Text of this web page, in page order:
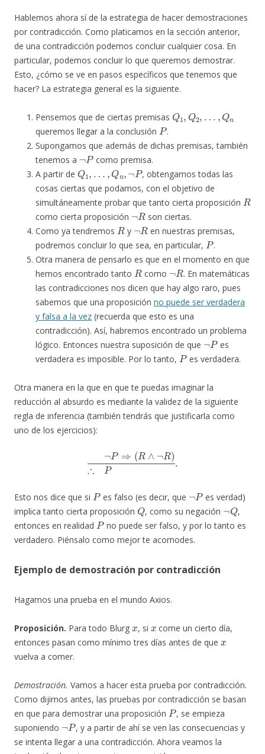
Hablemos ahora sí de la estrategia de hacer demostraciones
por contradicción. Como platicamos en la sección anterior,
de una contradicción podemos concluir cualquier cosa. En
particular, podemos concluir lo que queremos demostrar.
Esto, ¿cómo se ve en pasos específicos que tenemos que
hacer? La estrategia general es la siguiente.
Pensemos que de ciertas premisas
Q Q n
queremos llegar a la conclusión
P
.
Supongamos que además de dichas premisas, también
tenemos a
¬P
como premisa.
A partir de
Q1 …,Qn ¬P
, obtengamos todas las
cosas ciertas que podamos, con el objetivo de
simultáneamente probar que tanto cierta proposición
R
como cierta proposición
¬R
son ciertas.
Como ya tendremos
R
y
¬R
en nuestras premisas,
podremos concluir lo que sea, en particular,
P
.
Otra manera de pensarlo es que en el momento en que
hemos encontrado tanto
R
como
¬R
. En matemáticas
las contradicciones nos dicen que hay algo raro, pues
sabemos que una proposición no puede ser verdadera
y falsa a la vez (recuerda que esto es una
contradicción). Así, habremos encontrado un problema
lógico. Entonces nuestra suposición de que
¬ P
es
verdadera es imposible. Por lo tanto,
P
es verdadera.
Otra manera en la que en que te puedas imaginar la
reducción al absurdo es mediante la validez de la siguiente
regla de inferencia (también tendrás que justificarla como
uno de los ejercicios):
⇒ R ∧¬R )∴ .
Esto nos dice que si
P
es falso (es decir, que
P
es verdad)
implica tanto cierta proposición
Q
, como su negación
¬Q
,
entonces en realidad
P
no puede ser falso, y por lo tanto es
verdadero. Piénsalo como mejor te acomodes.
Ejemplo de demostración por contradicción
Hagamos una prueba en el mundo Axios.
Proposición. Para todo Blurg , si
come un cierto día,
entonces pasan como mínimo tres días antes de que
x
vuelva a comer.
Demostración. Vamos a hacer esta prueba por contradicción.
Como dijimos antes, las pruebas por contradicción se basan
en que para demostrar una proposición
P
, se empieza
suponiendo
¬P
, y a partir de ahí se ven las consecuencias y
se intenta llegar a una contradicción. Ahora veamos la